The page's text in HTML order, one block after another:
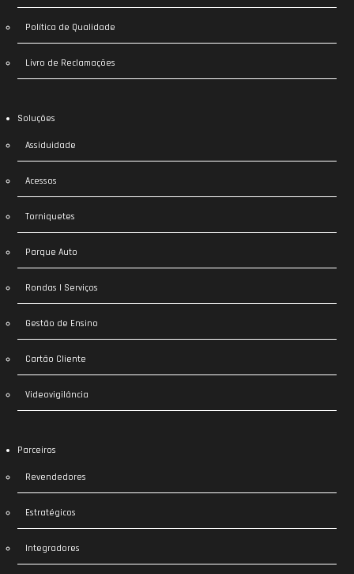
Política de Qualidade
Livro de Reclamações
Soluções
Assiduidade
Acessos
Torniquetes
Parque Auto
Rondas | Serviços
Gestão de Ensino
Cartão Cliente
Videovigilância
Parceiros
Revendedores
Estratégicos
Integradores